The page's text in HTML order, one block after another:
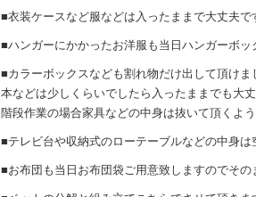
■衣装ケースなど服などは入ったままで大丈夫
■ハンガーにかかったお洋服も当日ハンガーボ
■カラーボックスなども割れ物だけ出して頂けま
本などは少しくらいでしたら入ったままでも大
階段作業の場合家具などの中身は抜いて頂くよう
■テレビ台や収納式のローテーブルなどの中身は
■お布団も当日お布団袋ご用意致しますのでそ